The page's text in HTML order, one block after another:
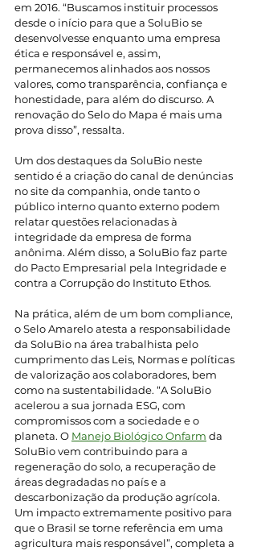
em 2016. “Buscamos instituir processos
desde o início para que a SoluBio se
desenvolvesse enquanto uma empresa
ética e responsável e, assim,
permanecemos alinhados aos nossos
valores, como transparência, confiança e
honestidade, para além do discurso. A
renovação do Selo do Mapa é mais uma
prova disso”, ressalta.
Um dos destaques da SoluBio neste
sentido é a criação do canal de denúncias
no site da companhia, onde tanto o
público interno quanto externo podem
relatar questões relacionadas à
integridade da empresa de forma
anônima. Além disso, a SoluBio faz parte
do Pacto Empresarial pela Integridade e
contra a Corrupção do Instituto Ethos.
Na prática, além de um bom compliance,
o Selo Amarelo atesta a responsabilidade
da SoluBio na área trabalhista pelo
cumprimento das Leis, Normas e políticas
de valorização aos colaboradores, bem
como na sustentabilidade. “A SoluBio
acelerou a sua jornada ESG, com
compromissos com a sociedade e o
planeta. O Manejo Biológico Onfarm da
SoluBio vem contribuindo para a
regeneração do solo, a recuperação de
áreas degradadas no país e a
descarbonização da produção agrícola.
Um impacto extremamente positivo para
que o Brasil se torne referência em uma
agricultura mais responsável”, completa a